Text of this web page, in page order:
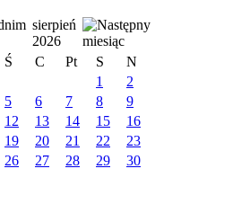
sierpień
2026
Ś C Pt S
N
1
2
5 6 7 8
9
12 13 14 15
16
19 20 21 22
23
26 27 28 29
30